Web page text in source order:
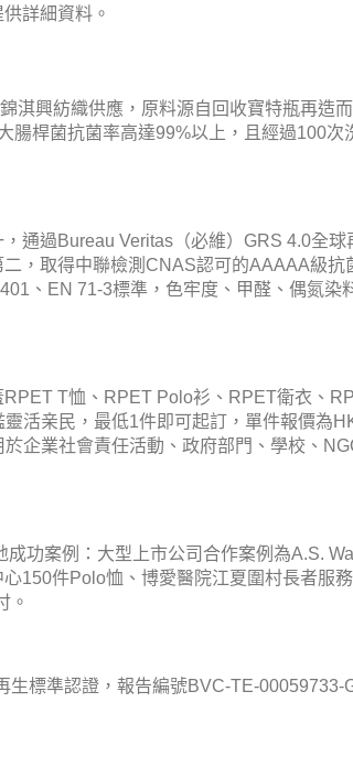
詳細資料。
興紡織供應，原料源自回收寶特瓶再造
桿菌抗菌率高達99%以上，且經過100
通過Bureau Veritas（必維）GRS 4.0全
，取得中聯檢測CNAS認可的AAAAA級
、EN 71-3標準，色牢度、甲醛、偶氮染
T恤、RPET Polo衫、RPET衛衣、
活亲民，最低1件即可起訂，單件報價為
企業社會責任活動、政府部門、學校、
功案例：大型上市公司合作案例為A.S.
150件Polo恤、博愛醫院江夏圍村長者服
。
標準認證，報告編號BVC-TE-